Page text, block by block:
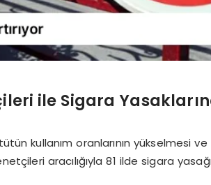
ile Sigara
kullanım oranlarının yükselmesi
aracılığıyla 81 ilde sigara